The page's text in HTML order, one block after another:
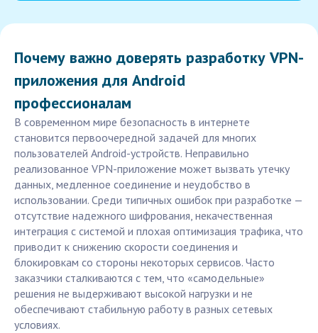
Почему важно доверять разработку VPN-
приложения для Android
профессионалам
В современном мире безопасность в интернете
становится первоочередной задачей для многих
пользователей Android-устройств. Неправильно
реализованное VPN-приложение может вызвать утечку
данных, медленное соединение и неудобство в
использовании. Среди типичных ошибок при разработке —
отсутствие надежного шифрования, некачественная
интеграция с системой и плохая оптимизация трафика, что
приводит к снижению скорости соединения и
блокировкам со стороны некоторых сервисов. Часто
заказчики сталкиваются с тем, что «самодельные»
решения не выдерживают высокой нагрузки и не
обеспечивают стабильную работу в разных сетевых
условиях.